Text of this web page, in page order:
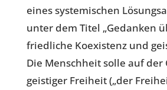
eines sys­te­mi­schen
unter dem Ti­tel „Gedan­ken
fried­li­che Koexis­tenz und
Die Mensch­heit solle auf der
geis­ti­ger Frei­heit („der